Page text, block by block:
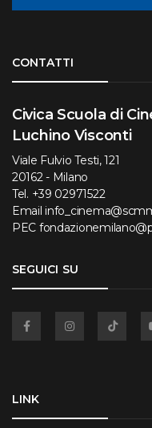
CONTATTI
Civica Scuola di
Luchino Visconti
Viale Fulvio Testi, 121
20162 - Milano
Tel. +39 02971522
Email
PEC
SEGUICI SU
LINK